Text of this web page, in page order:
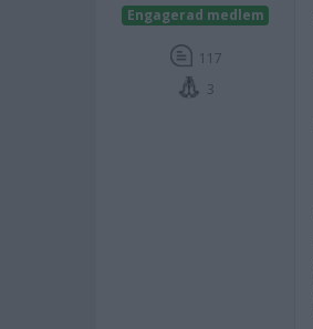
Engagerad medlem
117
3